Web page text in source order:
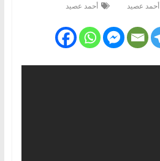
أحمد عصيد أحمد عصيد